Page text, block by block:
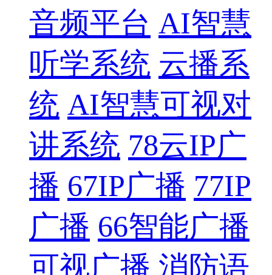
音频平台 AI智慧
听学系统 云播系
统 AI智慧可视对
讲系统 78云IP广
播 67IP广播 77IP
广播 66智能广播
可视广播 消防语